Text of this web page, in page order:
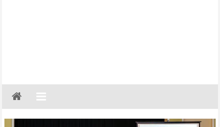
Gazeta
Regionalna
Częstochowa,